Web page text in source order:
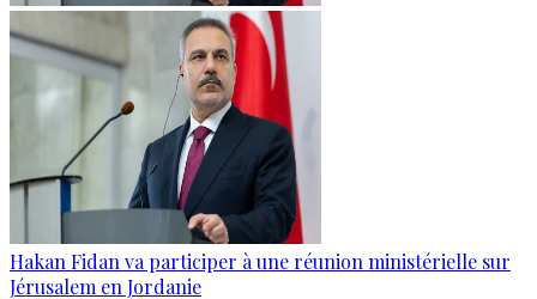
Hakan Fidan va participer à une réunion ministérielle sur
Jérusalem en Jordanie